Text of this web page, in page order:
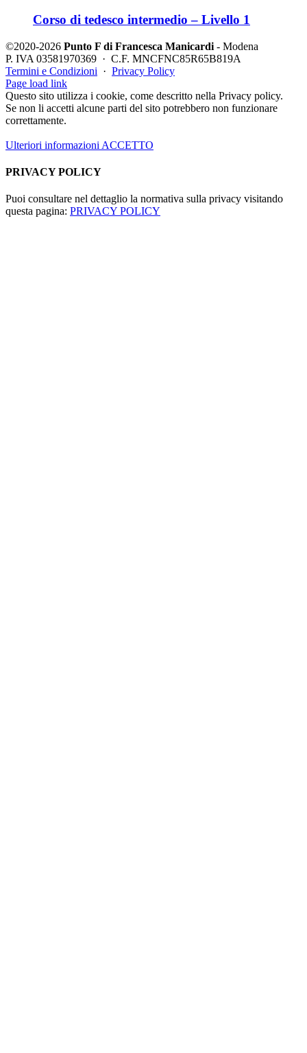
Corso di tedesco intermedio – Livello 1
©2020-2026 Punto F di Francesca Manicardi - Modena
P. IVA 03581970369 · C.F. MNCFNC85R65B819A
Termini e Condizioni · Privacy Policy
Instagram
Contatti
Page load link
Questo sito utilizza i cookie, come descritto nella Privacy policy.
Se non li accetti alcune parti del sito potrebbero non funzionare
correttamente.
Ulteriori informazioni ACCETTO
PRIVACY POLICY
Puoi consultare nel dettaglio la normativa sulla privacy visitando
questa pagina: PRIVACY POLICY